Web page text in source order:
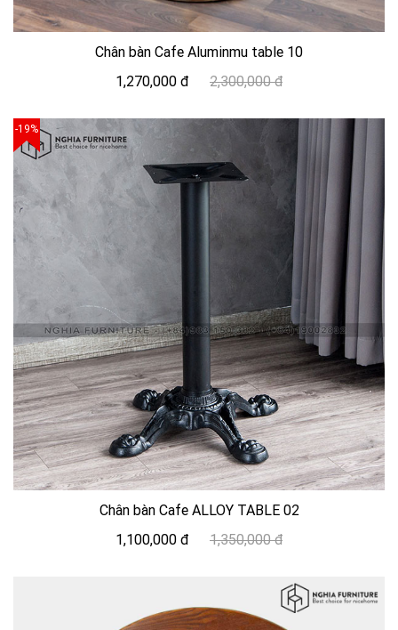
Chân bàn Cafe Aluminmu table 10
1,270,000 đ
2,300,000 đ
-19%
Chân bàn Cafe ALLOY TABLE 02
1,100,000 đ
1,350,000 đ